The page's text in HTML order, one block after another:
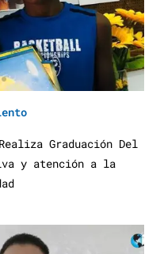
Graduación Del
y atención a la